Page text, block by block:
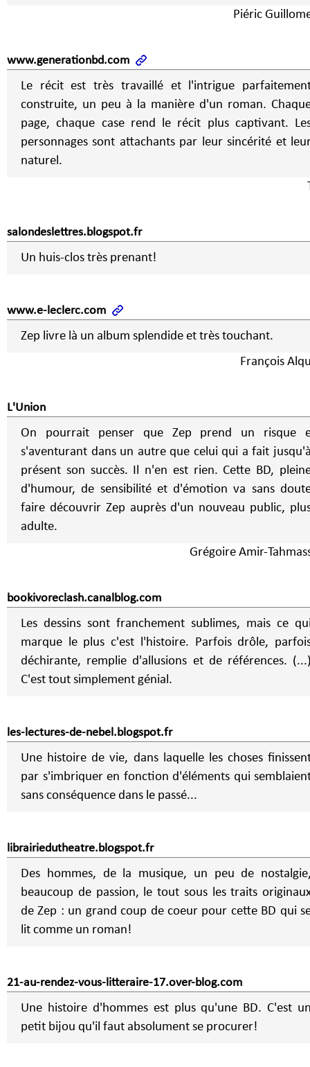
Piéric
www.generationbd.com
Le récit est très travaillé et l'intrigue
construite, un peu à la manière d'un roman.
page, chaque case rend le récit plus captivant.
personnages sont attachants par leur sincérité et
naturel.
salondeslettres.blogspot.fr
Un huis-clos très prenant!
www.e-leclerc.com
Zep livre là un album splendide et très touchant.
François
L'Union
On pourrait penser que Zep prend un risque
s'aventurant dans un autre que celui qui a fait
présent son succès. Il n'en est rien. Cette BD,
d'humour, de sensibilité et d'émotion va sans
faire découvrir Zep auprès d'un nouveau public,
adulte.
Grégoire Amir-
bookivoreclash.canalblog.com
Les dessins sont franchement sublimes, mais ce
marque le plus c'est l'histoire. Parfois drôle,
déchirante, remplie d'allusions et de références.
C'est tout simplement génial.
les-lectures-de-nebel.blogspot.fr
Une histoire de vie, dans laquelle les choses
par s'imbriquer en fonction d'éléments qui
sans conséquence dans le passé...
librairiedutheatre.blogspot.fr
Des hommes, de la musique, un peu de
beaucoup de passion, le tout sous les traits
de Zep : un grand coup de coeur pour cette BD qui
lit comme un roman!
21-au-rendez-vous-litteraire-17.over-blog.com
Une histoire d'hommes est plus qu'une BD. C'est
petit bijou qu'il faut absolument se procurer!